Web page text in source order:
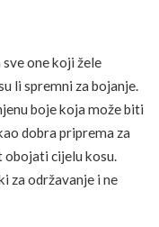
one koji žele
li spremni za bojanje.
boje koja može biti
dobra priprema za
obojati cijelu kosu.
za održavanje i ne